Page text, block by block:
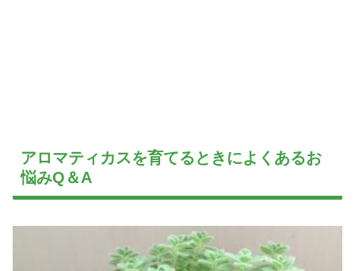
アロマティカスを育てるときによくあるお
悩みQ＆A